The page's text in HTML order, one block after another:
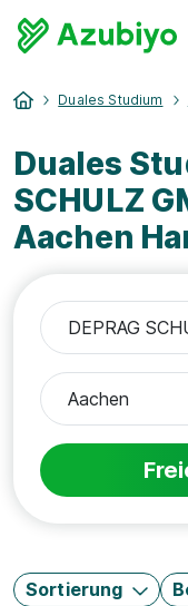
Duales Studium
Duales
SCHULZ
Aachen
Sortierung